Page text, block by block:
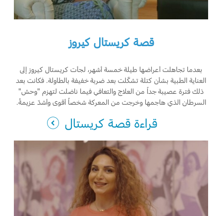
قصة كريستال كيروز
بعدما تجاهلت أعراضها طيلة خمسة أشهر، لجأت كريستال كيروز إلى
العناية الطبية بشأن كتلة تشكّلت بعد ضربة خفيفة بالطاولة. فكانت بعد
ذلك فترة عصيبة جداً من العلاج والتعافي فيما ناضلت لتهزم "وحش"
السرطان الذي هاجمها وخرجت من المعركة شخصاً أقوى وأشدّ عزيمةً.
قراءة قصة كريستال